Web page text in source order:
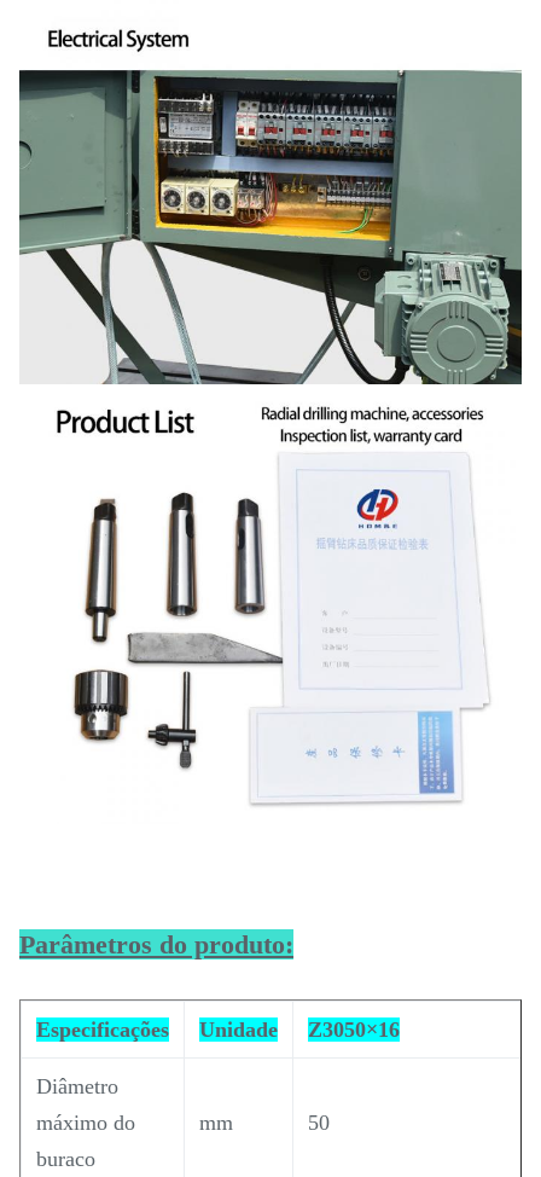
Parâmetros do produto:
Especificações Unidade Z3050×16
Diâmetro
máximo do
buraco
mm 50